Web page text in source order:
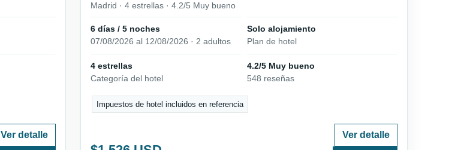
Ver detalle
Madrid · 4 estrellas · 4.2/5 Muy bueno
6 días / 5 noches
07/08/2026 al 12/08/2026 · 2 adultos
Solo alojamiento
Plan de hotel
4 estrellas
Categoría del hotel
4.2/5 Muy bueno
548 reseñas
Impuestos de hotel incluidos en referencia
Ver detalle